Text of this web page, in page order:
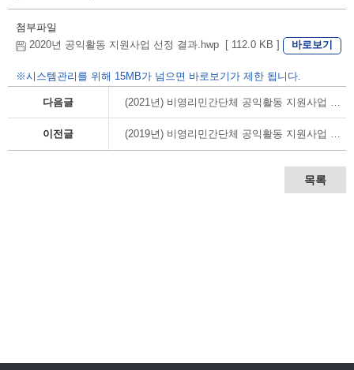
첨부파일
2020년 공익활동 지원사업 선정 결과.hwp [ 112.0 KB ]
바로보기
※시스템관리를 위해 15MB가 넘으면 바로보기가 제한 됩니다.
다음글 (2021년) 비영리민간단체 공익활동 지원사업 교부결정 내역
이전글 (2019년) 비영리민간단체 공익활동 지원사업 교부결정 내역
목록